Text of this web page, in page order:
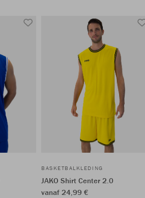
BASKETBALKLEDING
JAKO Shirt Center 2.0
vanaf 24,99 €